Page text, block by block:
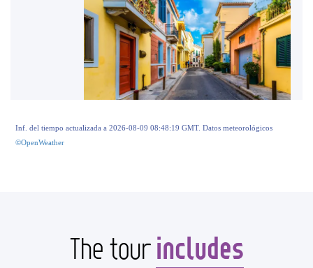
Inf. del tiempo actualizada a 2026-08-09 08:48:19 GMT. Datos meteorológicos
©OpenWeather
The tourincludes